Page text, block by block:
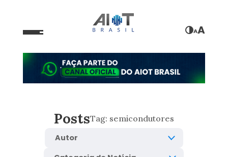
AA
PostsTag: semicondutores